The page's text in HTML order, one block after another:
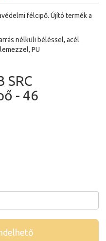
félcipő. Újító termék a
nélküli béléssel, acél
PU
SRC
- 46